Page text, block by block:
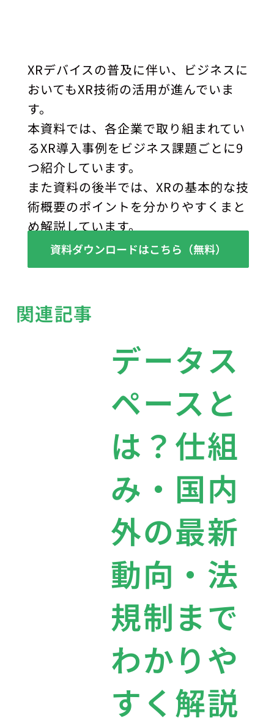
XRデバイスの普及に伴い、ビジネスに
おいてもXR技術の活用が進んでいま
す。
本資料では、各企業で取り組まれてい
るXR導入事例をビジネス課題ごとに9
つ紹介しています。
また資料の後半では、XRの基本的な技
術概要のポイントを分かりやすくまと
め解説しています。
資料ダウンロードはこちら（無料）
関連記事
データス
ペースと
は？仕組
み・国内
外の最新
動向・法
規制まで
わかりや
すく解説